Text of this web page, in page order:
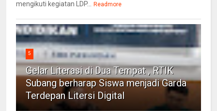
mengikuti kegiatan LDP... Readmore
5
Gelar Literasi di Dua Tempat , RTIK
Subang berharap Siswa menjadi Garda
Terdepan Litersi Digital